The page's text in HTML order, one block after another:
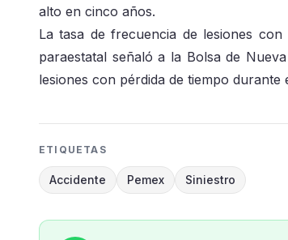
alto en cinco años.
La tasa de frecuencia de lesiones
paraestatal señaló a la Bolsa de
lesiones con pérdida de tiempo durante
ETIQUETAS
Accidente Pemex Siniestro